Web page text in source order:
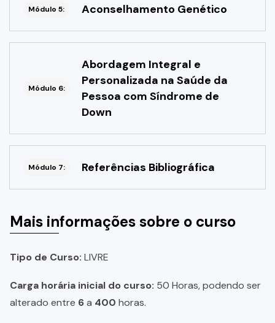
Módulo 5: Aconselhamento Genético
Módulo 6:
Abordagem Integral e
Personalizada na Saúde da
Pessoa com Síndrome de
Down
Módulo 7: Referências Bibliográfica
Mais informações sobre o curso
Tipo de Curso: LIVRE
Carga horária inicial do curso: 50 Horas, podendo ser
alterado entre 6a 400 horas.